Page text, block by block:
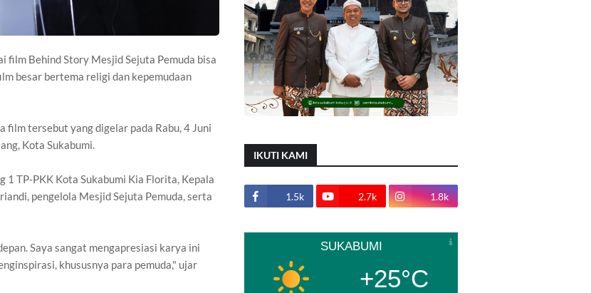
film Behind Story Mesjid Sejuta Pemuda bisa
besar bertema religi dan kepemudaan
film tersebut yang digelar pada Rabu, 4 Juni
Kota Sukabumi.
TP-PKK Kota Sukabumi Kia Florita, Kepala
pengelola Mesjid Sejuta Pemuda, serta
Saya sangat mengapresiasi karya ini
khususnya para pemuda," ujar
IKUTI KAMI
1.5k 2.7k 1.8k
SUKABUMI
+25°C